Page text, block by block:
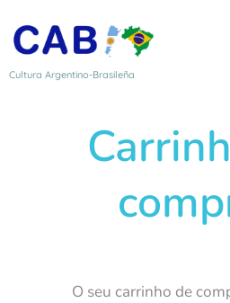
Cultura Argentino-Brasileña
O seu carrinho de